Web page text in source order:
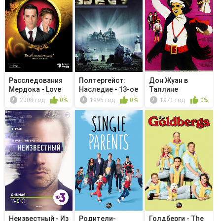
Расследования
Мердока - Love
or Money
2008 год 0%
Полтергейст:
Наследие - 13-ое
поколение
1996 год 0%
Дон Жуан в
Таллине
1971 год 0%
Неизвестный - Из Родители- Голдберги - The